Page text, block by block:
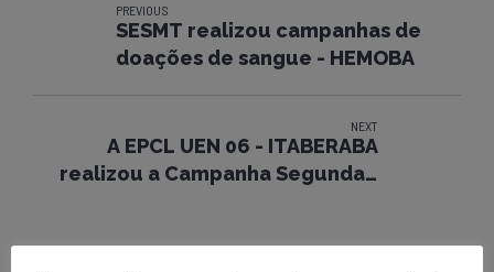
PREVIOUS
SESMT realizou campanhas de
doações de sangue - HEMOBA
NEXT
A EPCL UEN 06 - ITABERABA
realizou a Campanha Segunda +